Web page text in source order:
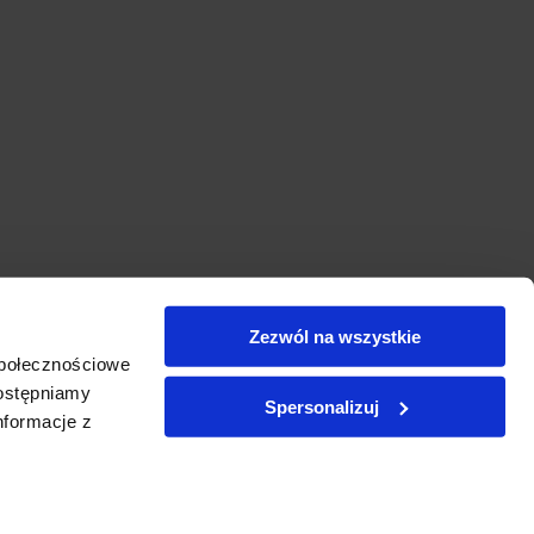
z
Zezwól na wszystkie
Spersonalizuj